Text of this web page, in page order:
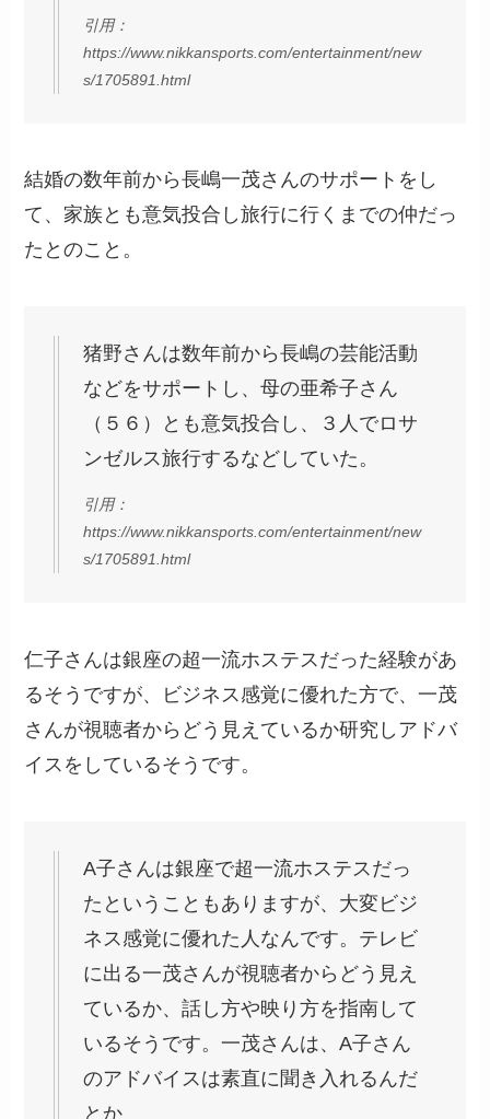
引用：
https://www.nikkansports.com/entertainment/new
s/1705891.html
結婚の数年前から長嶋一茂さんのサポートをし
て、家族とも意気投合し旅行に行くまでの仲だっ
たとのこと。
猪野さんは数年前から長嶋の芸能活動
などをサポートし、母の亜希子さん
（５６）とも意気投合し、３人でロサ
ンゼルス旅行するなどしていた。
引用：
https://www.nikkansports.com/entertainment/new
s/1705891.html
仁子さんは銀座の超一流ホステスだった経験があ
るそうですが、ビジネス感覚に優れた方で、一茂
さんが視聴者からどう見えているか研究しアドバ
イスをしているそうです。
A子さんは銀座で超一流ホステスだっ
たということもありますが、大変ビジ
ネス感覚に優れた人なんです。テレビ
に出る一茂さんが視聴者からどう見え
ているか、話し方や映り方を指南して
いるそうです。一茂さんは、A子さん
のアドバイスは素直に聞き入れるんだ
とか